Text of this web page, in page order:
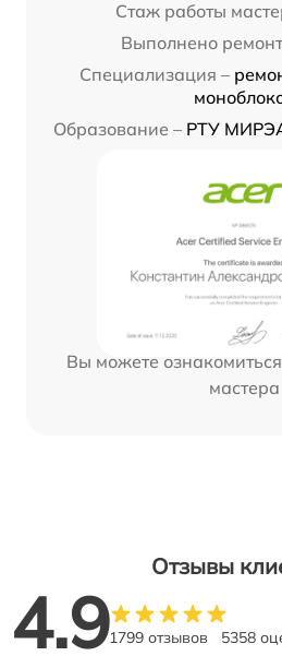
Стаж работы
Выполнено
Специализация –
Образование – РТУ
Вы можете
мастера
Отзывы
4.91799 отзывов 5358